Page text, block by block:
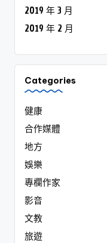
2019 年 3 月
2019 年 2 月
Categories
健康
合作媒體
地方
娛樂
專欄作家
影音
文教
旅遊